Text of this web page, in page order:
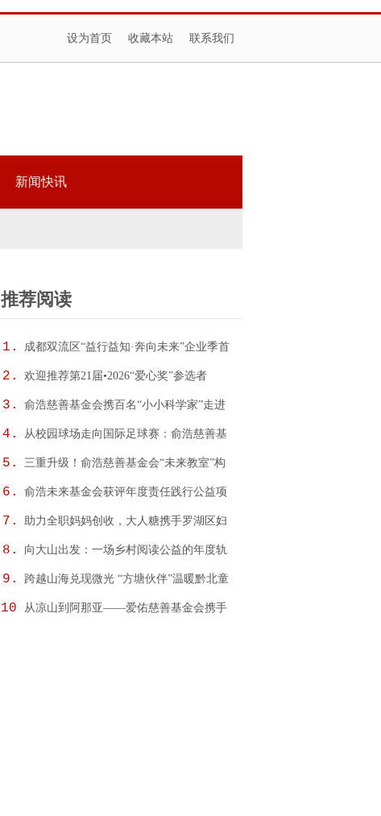
设为首页 收藏本站 联系我们
新闻快讯
推荐阅读
1.
成都双流区“益行益知·奔向未来”企业季首
站落地天味食品
2. 欢迎推荐第21届•2026“爱心奖”参选者
3.
俞浩慈善基金会携百名“小小科学家”走进
AWE 探访追觅
4.
从校园球场走向国际足球赛：俞浩慈善基
金会以足球为
5.
三重升级！俞浩慈善基金会“未来教室”构
建创新人才培
6.
俞浩未来基金会获评年度责任践行公益项
目，以科技公
7.
助力全职妈妈创收，大人糖携手罗湖区妇
联，打造乐园
8.
向大山出发：一场乡村阅读公益的年度轨
迹
9.
跨越山海兑现微光 “方塘伙伴”温暖黔北童
心
10.从凉山到阿那亚——爱佑慈善基金会携手